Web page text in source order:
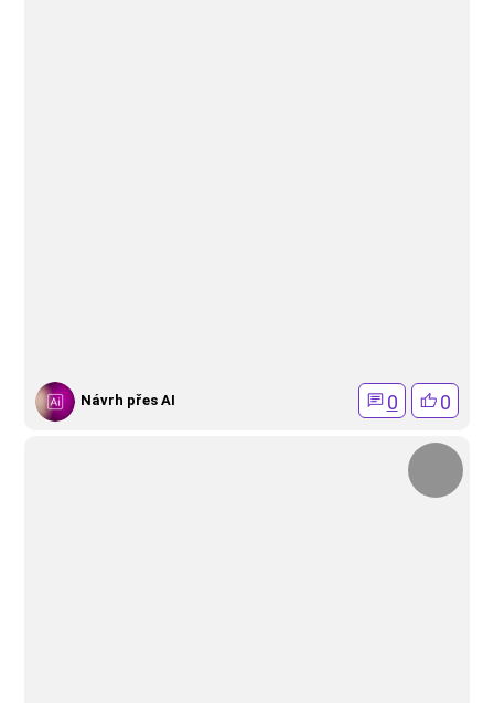
Návrh přes AI 0 0